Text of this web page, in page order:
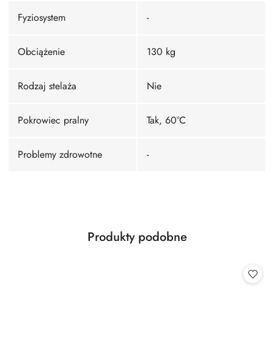
Fyziosystem -
Obciążenie 130 kg
Rodzaj stelaża Nie
Pokrowiec pralny Tak, 60°C
Problemy zdrowotne -
Pomiń karuzelę produktów
Produkty
Produkty podobne